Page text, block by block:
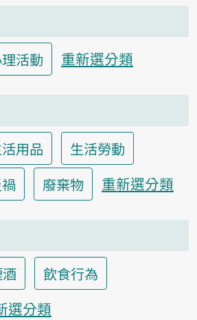
活動 重新選分類
用品
生活勞動
廢棄物 重新選分類
飲食行為
選分類